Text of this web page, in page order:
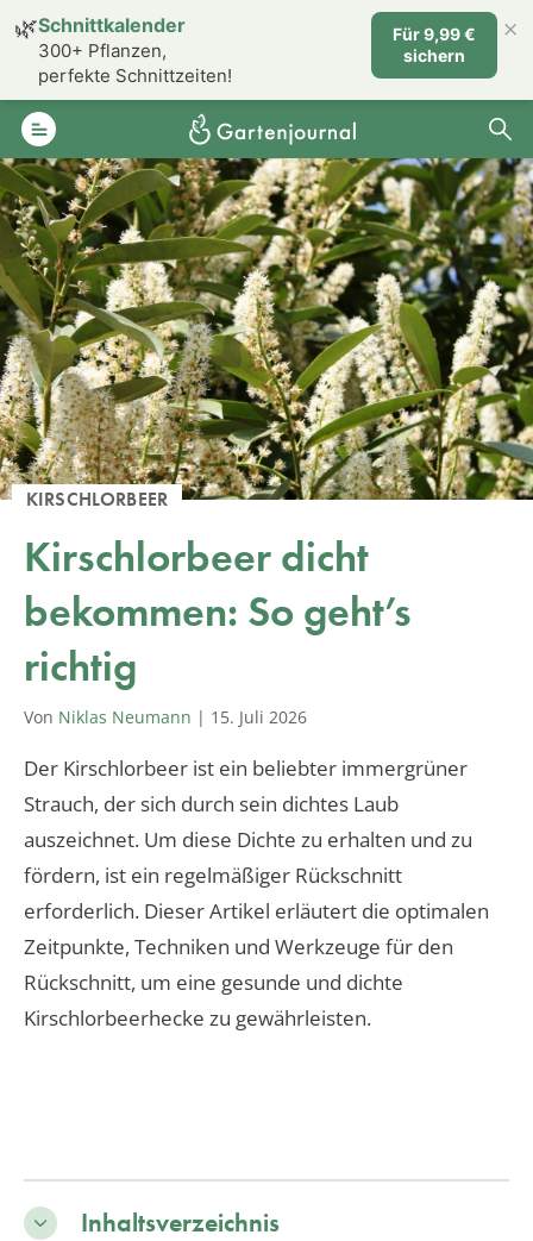
KIRSCHLORBEER
Kirschlorbeer dicht
bekommen: So geht’s
richtig
Von Niklas Neumann | 15. Juli 2026
Der Kirschlorbeer ist ein beliebter immergrüner
Strauch, der sich durch sein dichtes Laub
auszeichnet. Um diese Dichte zu erhalten und zu
fördern, ist ein regelmäßiger Rückschnitt
erforderlich. Dieser Artikel erläutert die optimalen
Zeitpunkte, Techniken und Werkzeuge für den
Rückschnitt, um eine gesunde und dichte
Kirschlorbeerhecke zu gewährleisten.
Inhaltsverzeichnis
🌿Schnittkalender
300+ Pflanzen,
perfekte Schnittzeiten!
Für 9,99 €
sichern
×